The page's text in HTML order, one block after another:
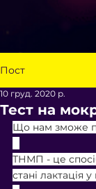
Пост
Тест на
10 груд. 2020 р.
Що нам зможе
ТНМП - це
стані лактація